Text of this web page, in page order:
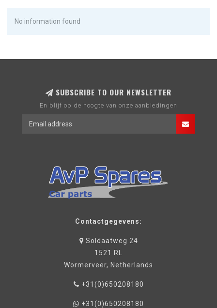
No information found
SUBSCRIBE TO OUR NEWSLETTER
En blijf op de hoogte van onze aanbiedingen
Contactgegevens:
Soldaatweg 24
1521 RL
Wormerveer, Netherlands
+31(0)650208180
+31(0)650208180